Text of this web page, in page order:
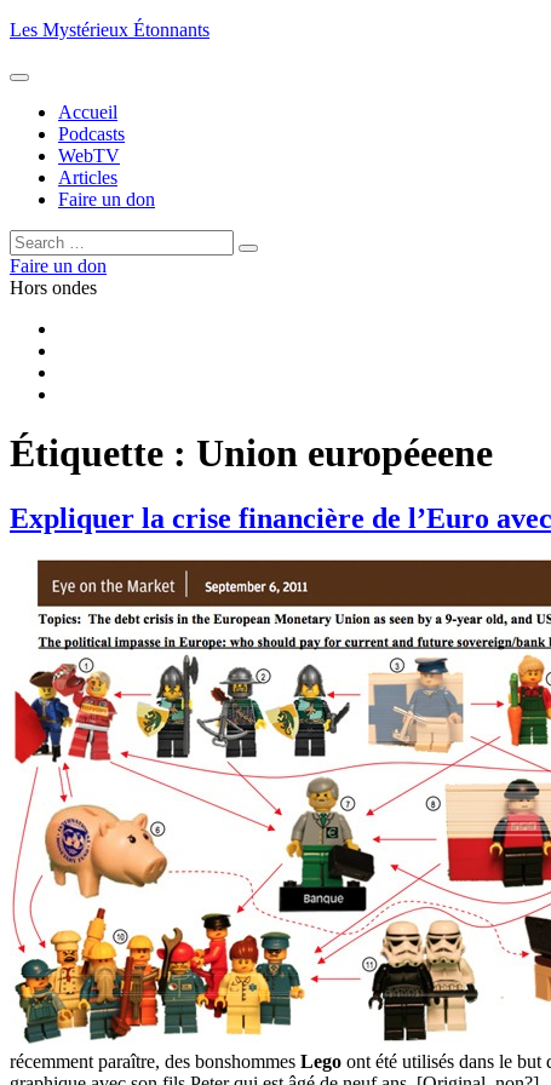
Aller
contenu
Les Mystérieux Étonnants
Accueil
Podcasts
WebTV
Articles
Faire un don
Rechercher :
Rechercher
Faire un don
Hors ondes
Étiquette : Union européeene
Expliquer la crise financière de l’Euro
récemment paraître, des bonshommes Lego ont été utilisés dans le but